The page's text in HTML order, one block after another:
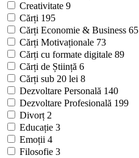
Creativitate 9
Cărți 195
Cărți Economie & Business 65
Cărți Motivaționale 73
Cărți cu formate digitale 89
Cărți de Știință 6
Cărți sub 20 lei 8
Dezvoltare Personală 140
Dezvoltare Profesională 199
Divorț 2
Educație 3
Emoții 4
Filosofie 3